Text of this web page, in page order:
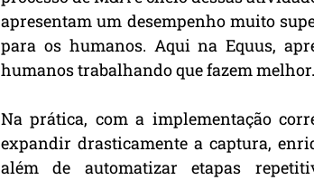
apresentam um desempenho muito
para os humanos. Aqui na Equus,
humanos trabalhando que fazem melhor.
Na prática, com a implementação
expandir drasticamente a captura,
além de automatizar etapas